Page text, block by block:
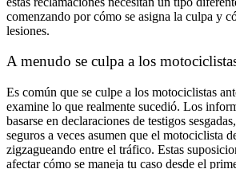
comenzando por cómo se asigna la culpa y
lesiones.
A menudo se culpa a los
Es común que se culpe a los motociclistas
examine lo que realmente sucedió. Los
basarse en declaraciones de testigos
seguros a veces asumen que el motociclista
zigzagueando entre el tráfico. Estas
afectar cómo se maneja tu caso desde el